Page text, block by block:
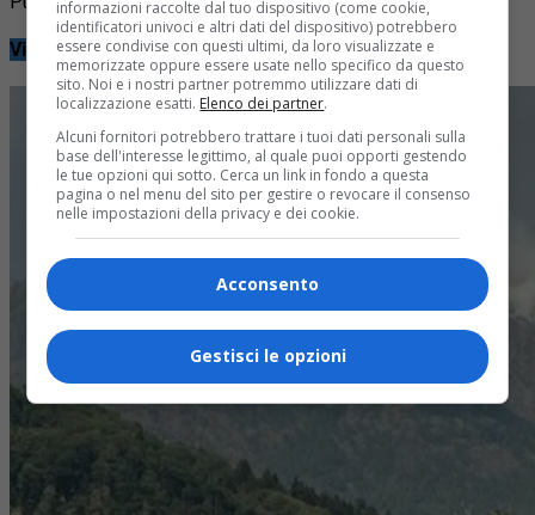
Video
informazioni raccolte dal tuo dispositivo (come cookie,
identificatori univoci e altri dati del dispositivo) potrebbero
essere condivise con questi ultimi, da loro visualizzate e
memorizzate oppure essere usate nello specifico da questo
sito. Noi e i nostri partner potremmo utilizzare dati di
localizzazione esatti. Elenco dei partner.
Alcuni fornitori potrebbero trattare i tuoi dati personali sulla
base dell'interesse legittimo, al quale puoi opporti gestendo
le tue opzioni qui sotto. Cerca un link in fondo a questa
pagina o nel menu del sito per gestire o revocare il consenso
nelle impostazioni della privacy e dei cookie.
Acconsento
Gestisci le opzioni